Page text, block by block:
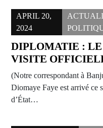
APRIL 20,
2024
DIPLOMATIE : LE
VISITE
(Notre correspondant à
Diomaye Faye est arrivé ce
d’État…